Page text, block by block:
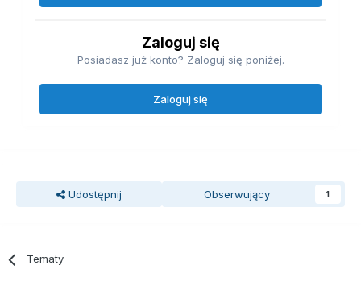
Zaloguj się
Posiadasz już konto? Zaloguj się poniżej.
Zaloguj się
Udostępnij Obserwujący 1
Tematy